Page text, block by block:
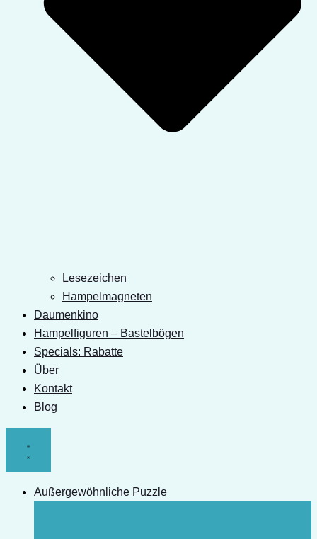
Lesezeichen
Hampelmagneten
Daumenkino
Hampelfiguren – Bastelbögen
Specials: Rabatte
Über
Kontakt
Blog
Außergewöhnliche Puzzle